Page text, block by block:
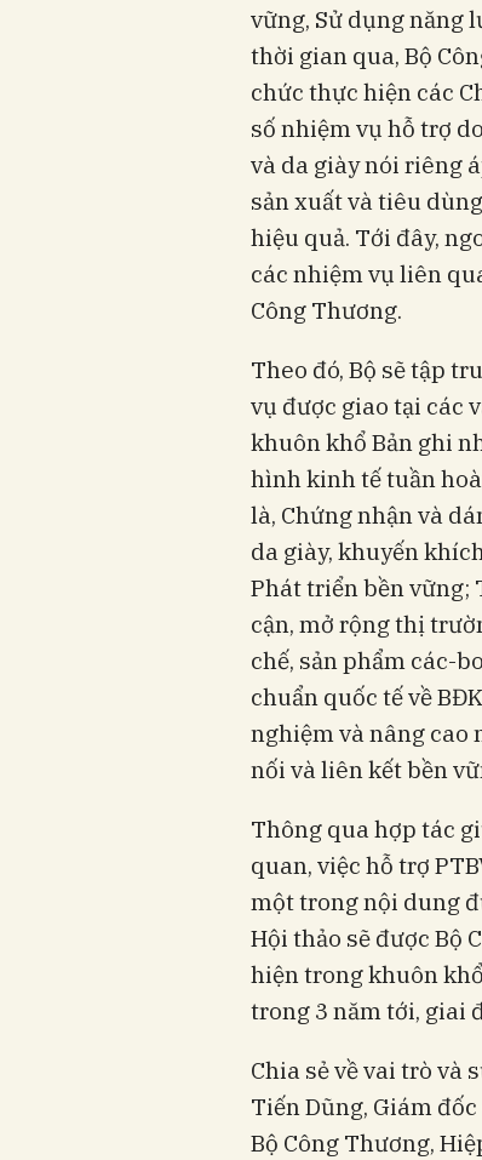
vững, Sử dụng năng
thời gian qua, Bộ
chức thực hiện các
số nhiệm vụ hỗ trợ
và da giày nói riêng
sản xuất và tiêu
hiệu quả. Tới đây,
các nhiệm vụ liên
Công Thương.
Theo đó, Bộ sẽ tập
vụ được giao tại các
khuôn khổ Bản ghi
hình kinh tế tuần
là, Chứng nhận và
da giày, khuyến
Phát triển bền vững;
cận, mở rộng thị
chế, sản phẩm các-
chuẩn quốc tế về
nghiệm và nâng cao
nối và liên kết bền
Thông qua hợp tác
quan, việc hỗ trợ
một trong nội dung
Hội thảo sẽ được Bộ
hiện trong khuôn
trong 3 năm tới, giai
Chia sẻ về vai trò và
Tiến Dũng, Giám
Bộ Công Thương,